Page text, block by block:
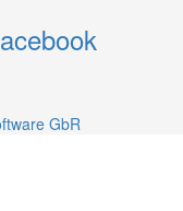
GbR